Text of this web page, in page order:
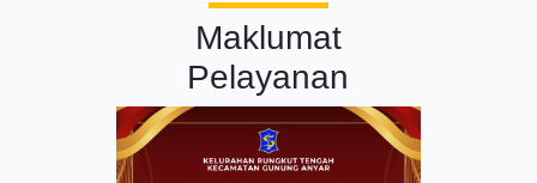
Maklumat
Pelayanan